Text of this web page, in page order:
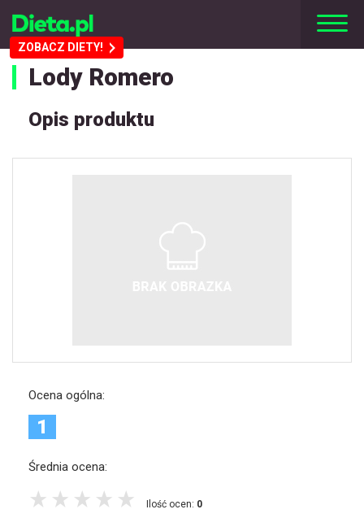
ZOBACZ DIETY!
Lody Romero
Opis produktu
Ocena ogólna:
1
Średnia ocena:
Ilość ocen: 0